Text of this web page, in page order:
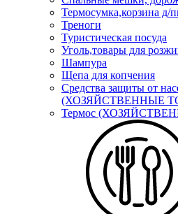
Термосумка,корзина д/
Треноги
Туристическая посуда
Уголь,товары для
Шампура
Щепа для копчения
Средства защиты от
(ХОЗЯЙСТВЕННЫЕ
Термос